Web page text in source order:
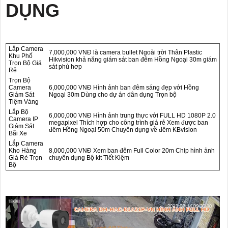
DỤNG
Lắp Camera
Khu Phố
Trọn Bộ Giá
Rẻ
7,000,000 VNĐ là camera bullet Ngoài trời Thân Plastic
Hikvision khả năng giám sát ban đêm Hồng Ngoại 30m giám
sát phù hơp
Trọn Bộ
Camera
Giám Sát
Tiệm Vàng
6,000,000 VNĐ Hình ảnh ban đêm sáng đẹp với Hồng
Ngoại 30m Dùng cho dự án dân dụng Trọn bộ
Lắp Bộ
Camera IP
Giám Sát
Bãi Xe
6,000,000 VNĐ Hình ảnh trung thực với FULL HD 1080P 2.0
megapixel Thích hợp cho công trình giá rẻ Xem được ban
đêm Hồng Ngoại 50m Chuyên dụng về đêm KBvision
Lắp Camera
Kho Hàng
Giá Rẻ Trọn
Bộ
8,000,000 VNĐ Xem ban đêm Full Color 20m Chip hình ảnh
chuyên dụng Bộ kit Tiết Kiệm